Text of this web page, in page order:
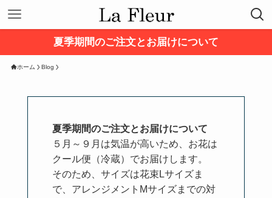
夏季期間のご注文とお届けについて
ホーム Blog
夏季期間のご注文とお届けについて
５月～９月は気温が高いため、お花は
クール便（冷蔵）でお届けします。
そのため、サイズは花束Lサイズま
で、アレンジメントMサイズまでの対